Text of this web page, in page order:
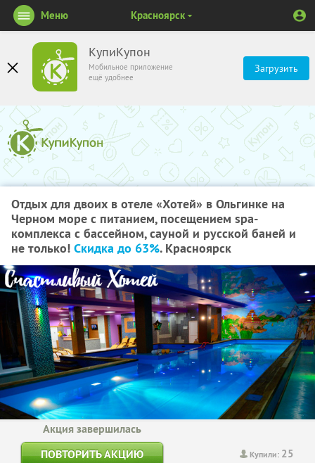
КупиКупон
Мобильное приложение
ещё удобнее
Загрузить
Меню Красноярск
Отдых для двоих в отеле «Хотей» в Ольгинке на
Черном море с питанием, посещением spa-
комплекса с бассейном, сауной и русской баней и
не только! Скидка до 63%. Красноярск
Купили: 25
Акция завершилась
ПОВТОРИТЬ АКЦИЮ